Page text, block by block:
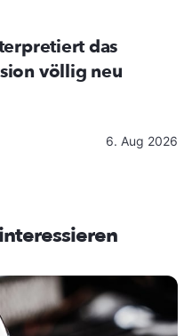
das
völlig neu
6. Aug 2026